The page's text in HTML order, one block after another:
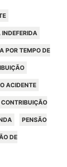
POR TEMPO DE
ACIDENTE
PENSÃO
DE